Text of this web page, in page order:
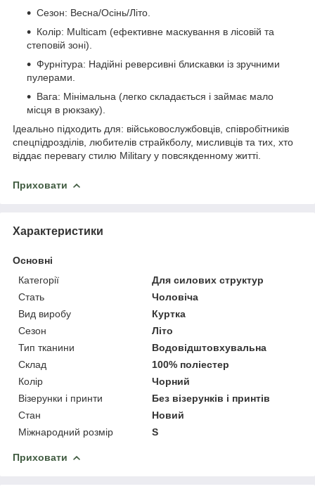
Сезон: Весна/Осінь/Літо.
Колір: Multicam (ефективне маскування в лісовій та
степовій зоні).
Фурнітура: Надійні реверсивні блискавки із зручними
пулерами.
Вага: Мінімальна (легко складається і займає мало
місця в рюкзаку).
Ідеально підходить для: військовослужбовців, співробітників
спецпідрозділів, любителів страйкболу, мисливців та тих, хто
віддає перевагу стилю Military у повсякденному житті.
Приховати
Характеристики
Основні
Категорії
Для силових структур
Стать
Чоловіча
Вид виробу
Куртка
Сезон
Літо
Тип тканини
Водовідштовхувальна
Склад
100% поліестер
Колір
Чорний
Візерунки і принти
Без візерунків і принтів
Стан
Новий
Міжнародний розмір
S
Приховати